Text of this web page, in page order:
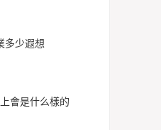
多少遐想
會是什么樣的